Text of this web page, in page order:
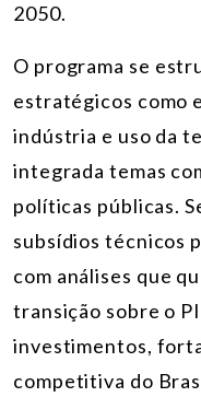
2050.
O programa se
estratégicos como
indústria e uso da
integrada temas
políticas públicas.
subsídios técnicos
com análises que
transição sobre o
investimentos,
competitiva do